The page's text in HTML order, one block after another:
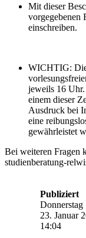
Mit dieser
vorgegebenen
einschreiben.
WICHTIG: Die
jeweils 16
einem dieser
Ausdruck bei
eine
gewährleistet
Bei weiteren Fragen
studienberatung-
Publiziert
Donnerstag
23. Januar
14:04